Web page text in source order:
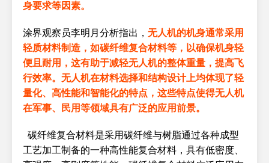
身要求等因素。
涂界观察员李明月分析指出， 无人机的机身通常采用
轻质材料制造，如碳纤维复合材料等，以确保机身轻
便且耐用，这有助于减轻无人机的整体重量，提高飞
行效率。无人机在材料选择和结构设计上均体现了轻
量化、高性能和智能化的特点，这些特点使得无人机
在军事、民用等领域具有广泛的应用前景。
碳纤维复合材料是采用碳纤维与树脂通过各种成型
工艺加工制备的一种高性能复合材料，具有低密度、